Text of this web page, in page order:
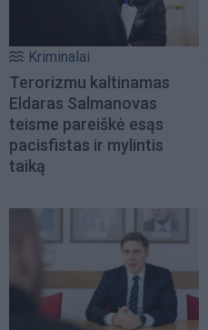
Kriminalai
Terorizmu kaltinamas
Eldaras Salmanovas
teisme pareiškė esąs
pacisfistas ir mylintis
taiką